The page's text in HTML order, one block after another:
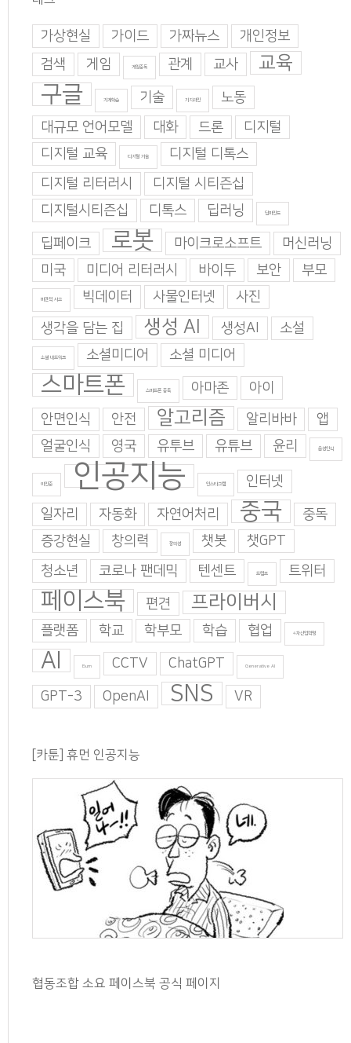
가상현실 가이드 가짜뉴스
개인정보
검색
게임 게임중독 관계 교사 교육
구글 기계학습 기술 기지과인
노동
대규모 언어모델
대화 드론
디지털
디지털 교육
디지털 기술
디지털 디톡스
디지털 리터러시
디지털 시티즌십
디지털시티즌십
디톡스 딥러닝 딥마인드
딥페이크 로봇 마이크로소프트
머신러닝
미국
미디어 리터러시 바이두 보안 부모
비판적 사고 빅데이터 사물인터넷
사진
생각을 담는 집
생성 AI 생성AI 소설
소셜 네트워크 소셜미디어 소셜 미디어
스마트폰 스마트폰 중독 아마존
아이
안면인식
안전 알고리즘 알리바바
앱
얼굴인식
영국 유투브 유튜브 윤리 음성인식
이인준 인공지능 인스타그램 인터넷
일자리 자동화 자연어처리 중국
중독
증강현실
창의력 창의성 챗봇
챗GPT
청소년
코로나 팬데믹 텐센트 트럼프 트위터
페이스북 편견 프라이버시
플랫폼 학교 학부모 학습 협업 4차산업혁명
AI Burn CCTV ChatGPT Generative AI
GPT-3 OpenAI SNS VR
[카툰] 휴먼 인공지능
협동조합 소요 페이스북 공식 페이지